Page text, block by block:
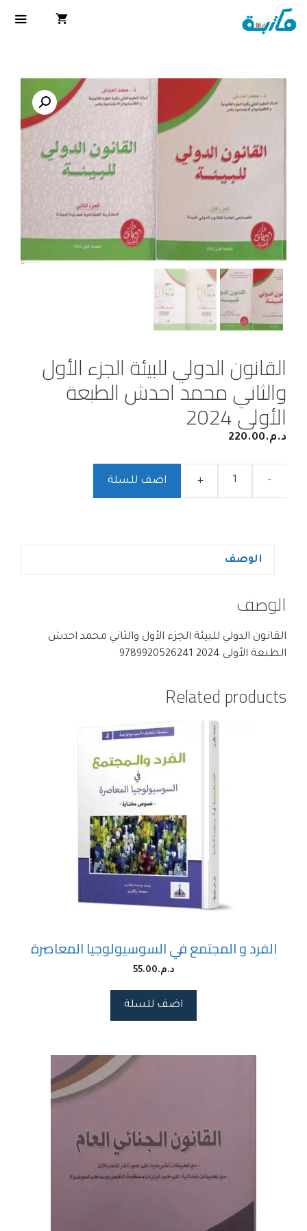
القانون الدولي للبيئة الجزء الأول
والثاني محمد احدش الطبعة
الأولى 2024
د.م.220.00
-
+ اضف للسلة
الوصف
الوصف
القانون الدولي للبيئة الجزء الأول والثاني محمد احدش
الطبعة الأولى 2024 9789920526241
Related products
الفرد و المجتمع في السوسيولوجيا المعاصرة
د.م.55.00
اضف للسلة